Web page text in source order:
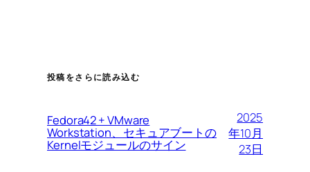
投稿をさらに読み込む
Fedora42 + VMware
Workstation、セキュアブートの
Kernelモジュールのサイン
2025
年10月
23日